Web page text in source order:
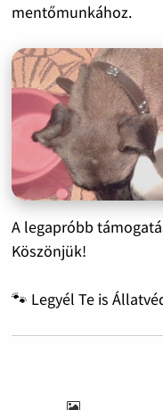
mentőmunkához.
A legapróbb
Köszönjük!
🐾 Legyél Te is